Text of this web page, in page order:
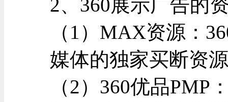
2、360展示广告的
（1）MAX资源：
媒体的独家买断资
（2）360优品